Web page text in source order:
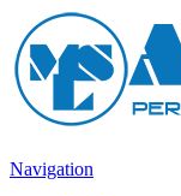
Navigation